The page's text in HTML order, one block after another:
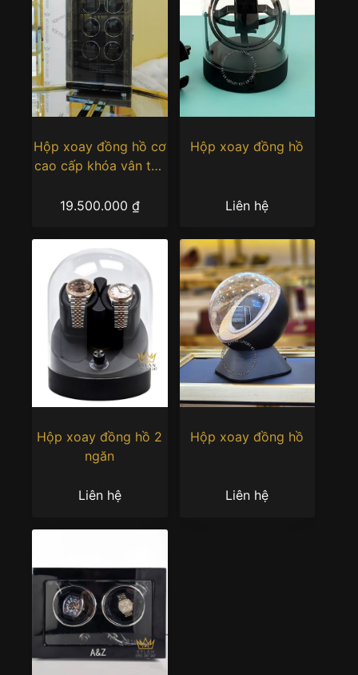
Hộp xoay đồng hồ cơ
cao cấp khóa vân tay
19.500.000 ₫
Hộp xoay đồng hồ
Liên hệ
Hộp xoay đồng hồ 2
ngăn
Liên hệ
Hộp xoay đồng hồ
Liên hệ